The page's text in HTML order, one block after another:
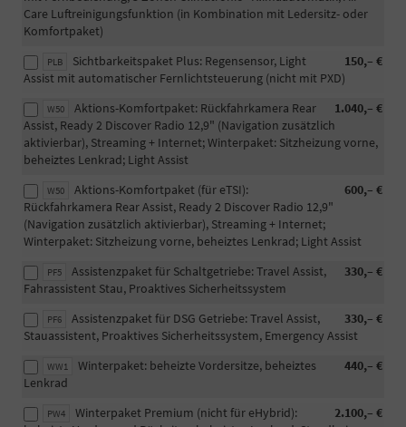
Care Luftreinigungsfunktion (in Kombination mit Ledersitz- oder
Komfortpaket)
PLB 150,– €
Sichtbarkeitspaket Plus: Regensensor, Light
Assist mit automatischer Fernlichtsteuerung (nicht mit PXD)
W50 1.040,– €
Aktions-Komfortpaket: Rückfahrkamera Rear
Assist, Ready 2 Discover Radio 12,9" (Navigation zusätzlich
aktivierbar), Streaming + Internet; Winterpaket: Sitzheizung vorne,
beheiztes Lenkrad; Light Assist
W50 600,– €
Aktions-Komfortpaket (für eTSI):
Rückfahrkamera Rear Assist, Ready 2 Discover Radio 12,9"
(Navigation zusätzlich aktivierbar), Streaming + Internet;
Winterpaket: Sitzheizung vorne, beheiztes Lenkrad; Light Assist
PF5 330,– €
Assistenzpaket für Schaltgetriebe: Travel Assist,
Fahrassistent Stau, Proaktives Sicherheitssystem
PF6 330,– €
Assistenzpaket für DSG Getriebe: Travel Assist,
Stauassistent, Proaktives Sicherheitssystem, Emergency Assist
WW1 440,– €
Winterpaket: beheizte Vordersitze, beheiztes
Lenkrad
PW4 2.100,– €
Winterpaket Premium (nicht für eHybrid):